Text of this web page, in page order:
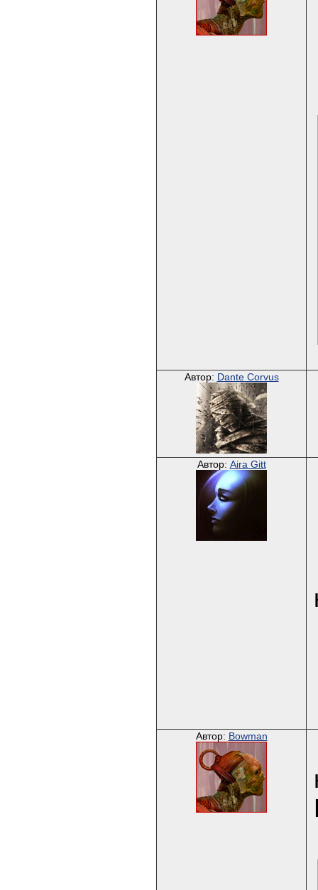
Автор: Dante Corvus
Автор: Aira Gitt
Автор: Bowman